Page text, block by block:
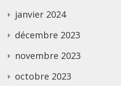
janvier 2024
décembre 2023
novembre 2023
octobre 2023